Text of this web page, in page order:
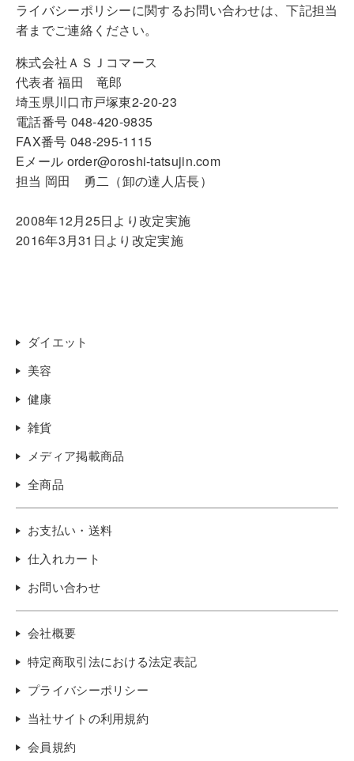
ライバシーポリシーに関するお問い合わせは、下記担当
者までご連絡ください。
株式会社ＡＳＪコマース
代表者 福田 竜郎
埼玉県川口市戸塚東2-20-23
電話番号 048-420-9835
FAX番号 048-295-1115
Eメール order@oroshi-tatsujin.com
担当 岡田 勇二（卸の達人店長）
2008年12月25日より改定実施
2016年3月31日より改定実施
ダイエット
美容
健康
雑貨
メディア掲載商品
全商品
お支払い・送料
仕入れカート
お問い合わせ
会社概要
特定商取引法における法定表記
プライバシーポリシー
当社サイトの利用規約
会員規約